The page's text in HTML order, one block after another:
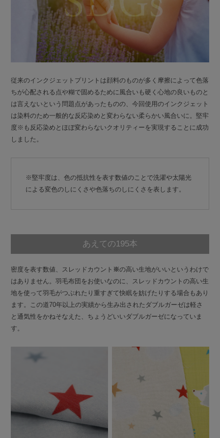
従来のインクジェットプリントは顔料のものが多く摩擦によって色落
ちが心配される点や糊で固めるために風合いも硬く心地の良いものと
は言えないという問題点があったものの、今回使用のインクジェット
は染料のため一般的な反応染めと変わらない柔らかい風合いに。堅牢
度※も反応染めとほぼ変わらないクオリティーを実現することに成功
しました。
※堅牢度は、色の抵抗性を表す数値のことで洗濯や太陽光
による変色のしにくさや色落ちのしにくさを表します。
あえての195本
密度を表す数値、スレッドカウント ※の高い生地がいいというわけで
はありません。羽毛布団をお使いなのに、スレッドカウントの高い生
地を使って羽毛がつぶれたり重すぎて快眠を妨げたりする場合もあり
ます。この道70年以上の実績から生み出されたダブルガーゼは軽さ
と通気性をかねそなえた、ちょうどいいダブルガーゼになっていま
す。